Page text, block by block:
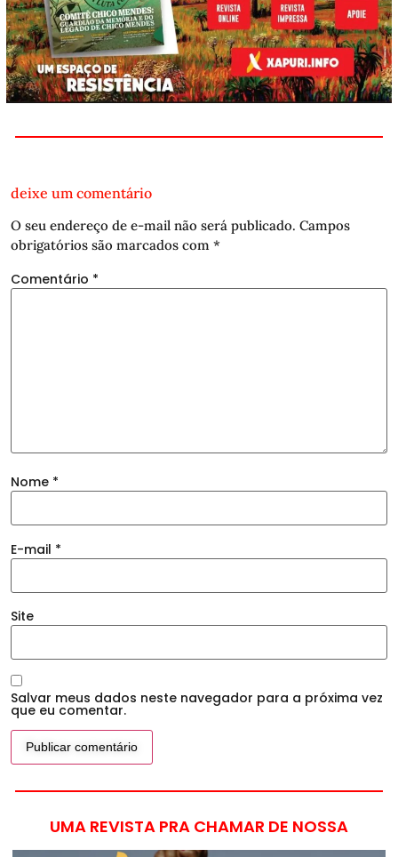
deixe um comentário
O seu endereço de e-mail não será publicado. Campos
obrigatórios são marcados com *
Comentário *
Nome *
E-mail *
Site
Salvar meus dados neste navegador para a próxima vez
que eu comentar.
UMA REVISTA PRA CHAMAR DE NOSSA